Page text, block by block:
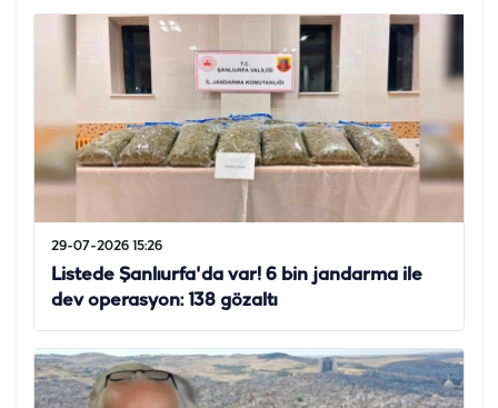
29-07-2026 15:26
Listede Şanlıurfa'da var! 6 bin jandarma ile
dev operasyon: 138 gözaltı